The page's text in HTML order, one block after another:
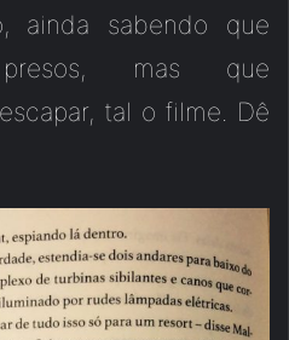
ainda sabendo que
mas que
tal o filme. Dê